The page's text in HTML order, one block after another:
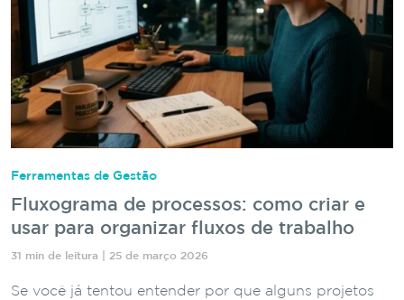
Ferramentas de Gestão
Fluxograma de processos: como criar e
usar para organizar fluxos de trabalho
31 min de leitura | 25 de março 2026
Se você já tentou entender por que alguns projetos